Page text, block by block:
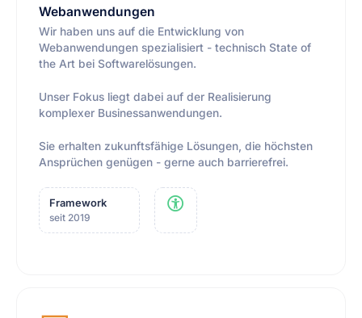
Webanwendungen
Wir haben uns auf die Entwicklung von
Webanwendungen spezialisiert - technisch State of
the Art bei Softwarelösungen.
Unser Fokus liegt dabei auf der Realisierung
komplexer Businessanwendungen.
Sie erhalten zukunftsfähige Lösungen, die höchsten
Ansprüchen genügen - gerne auch barrierefrei.
Framework
seit 2019